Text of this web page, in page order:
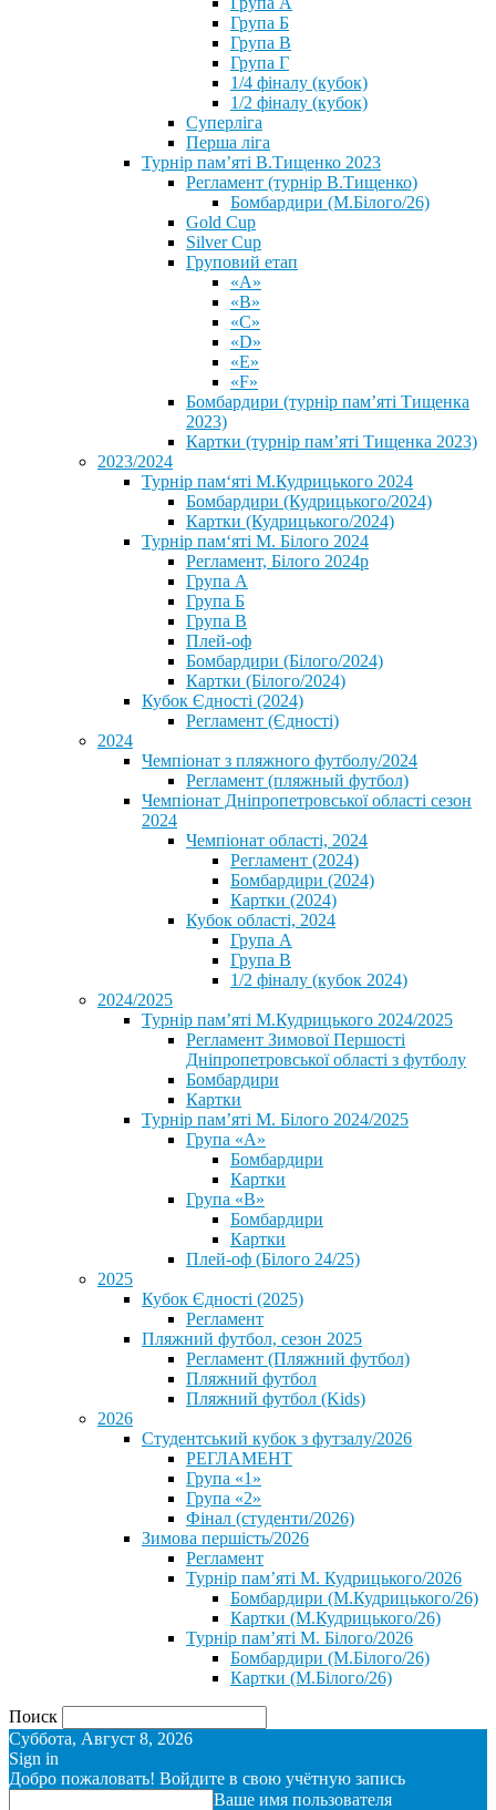
Група Б
Група В
Група Г
1/4 фіналу (кубок)
1/2 фіналу (кубок)
Суперліга
Перша ліга
Турнір пам’яті В.Тищенко 2023
Регламент (турнір В.Тищенко)
Бомбардири (М.Білого/26)
Gold Cup
Silver Cup
Груповий етап
«А»
«В»
«С»
«D»
«Е»
«F»
Бомбардири (турнір пам’яті Тищенка
2023)
Картки (турнір пам’яті Тищенка 2023)
2023/2024
⁨Турнір пам‘яті М.Кудрицького 2024
Бомбардири (Кудрицького/2024)
Картки (Кудрицького/2024)
⁨Турнір пам‘яті М. Білого 2024⁩
Регламент, Білого 2024р
Група А
Група Б
Група В
Плей-оф
Бомбардири (Білого/2024)
Картки (Білого/2024)
Кубок Єдності (2024)
Регламент (Єдності)
2024
Чемпіонат з пляжного футболу/2024
Регламент (пляжный футбол)
Чемпіонат Дніпропетровської області сезон
2024
Чемпіонат області, 2024
Регламент (2024)
Бомбардири (2024)
Картки (2024)
Кубок області, 2024
Група А
Група В
1/2 фіналу (кубок 2024)
2024/2025
Турнір пам’яті М.Кудрицького 2024/2025
Регламент Зимової Першості
Дніпропетровської області з футболу
Бомбардири
Картки
Турнір пам’яті М. Білого 2024/2025
Група «А»
Бомбардири
Картки
Група «В»
Бомбардири
Картки
Плей-оф (Білого 24/25)
2025
Кубок Єдності (2025)
Регламент
Пляжний футбол, сезон 2025
Регламент (Пляжний футбол)
Пляжний футбол
Пляжний футбол (Kids)
2026
Студентський кубок з футзалу/2026
РЕГЛАМЕНТ
Група «1»
Група «2»
Фінал (студенти/2026)
⁨Зимова першість/2026⁩
Регламент
Турнір пам’яті М. Кудрицького/2026
Бомбардири (М.Кудрицького/26)
Картки (М.Кудрицького/26)
Турнір пам’яті М. Білого/2026
Бомбардири (М.Білого/26)
Картки (М.Білого/26)
Поиск
Суббота, Август 8, 2026
Sign in
Добро пожаловать! Войдите в свою учётную запись
Ваше имя пользователя